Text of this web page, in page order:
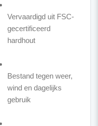
Vervaardigd uit FSC-
gecertificeerd
hardhout
Bestand tegen weer,
wind en dagelijks
gebruik